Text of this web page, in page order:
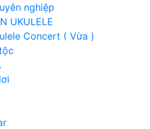
nghiệp
UKULELE
Concert ( Vừa )